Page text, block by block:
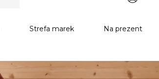
Strefa marek Na prezent